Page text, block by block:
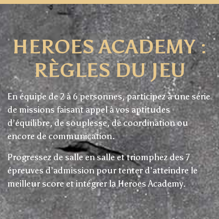
HEROES ACADEMY :
RÈGLES DU JEU
En équipe de 2 à 6 personnes, participez à une série
de missions faisant appel à vos aptitudes
d’équilibre, de souplesse, de coordination ou
encore de communication.
Progressez de salle en salle et triomphez des 7
épreuves d’admission pour tenter d’atteindre le
meilleur score et intégrer la Heroes Academy.